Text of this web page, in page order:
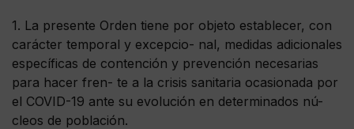
1. La presente Orden tiene por objeto establecer, con
carácter temporal y excepcio- nal, medidas adicionales
específicas de contención y prevención necesarias
para hacer fren- te a la crisis sanitaria ocasionada por
el COVID-19 ante su evolución en determinados nú-
cleos de población.